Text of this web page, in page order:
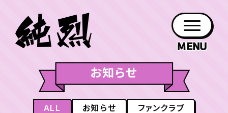
お知らせ
NEWS
日程
SCHEDULE
チケット
TICKET
紹介
PROFILE
作品
DISCOGRAPHY
日記
BLOG
グッズ
GOODS
ホーム
HOME
ファン
クラブ
年会員制ファンクラブ
会員登録 ログイン
お知らせ
ALL お知らせ ファンクラブ